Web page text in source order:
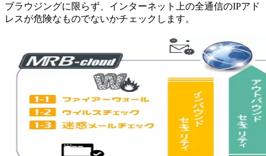
ブラウジングに限らず、インターネット上の全通信のIPアド
レスが危険なものでないかチェックします。